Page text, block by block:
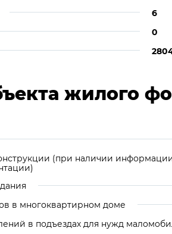
6
0
жилого
(при наличии
в многоквартирном доме
в подъездах для нужд